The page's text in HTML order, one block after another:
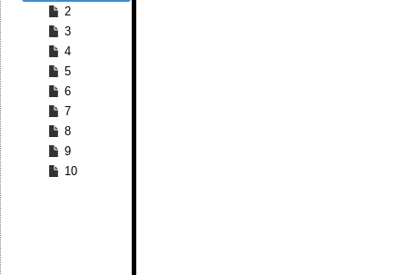
2
3
4
5
6
7
8
9
10